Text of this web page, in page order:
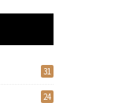
31
24